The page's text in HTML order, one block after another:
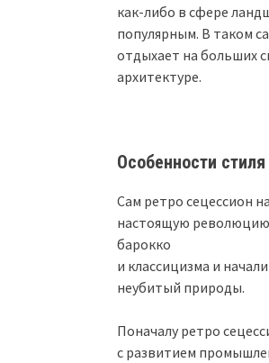
как-либо в сфере
популярным. В таком
отдыхает на больших
архитектуре.
Особенности
Сам ретро сецессион
настоящую
барокко
и классицизма и
неубитый природы.
Поначалу ретро
с развитием